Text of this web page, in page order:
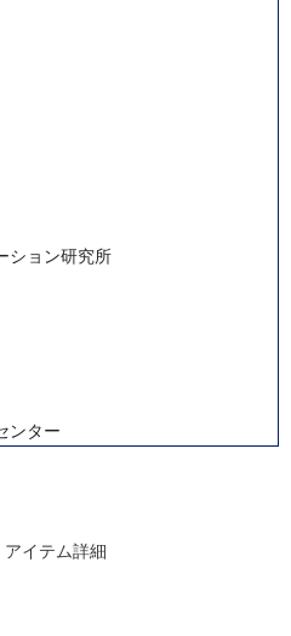
ション研究所
ンター
スティテュート
報告書
イテム詳細